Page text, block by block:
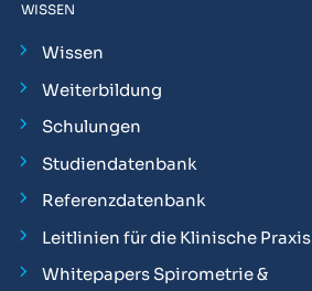
WISSEN
Wissen
Weiterbildung
Schulungen
Studiendatenbank
Referenzdatenbank
Leitlinien für die Klinische Praxis
Whitepapers Spirometrie &